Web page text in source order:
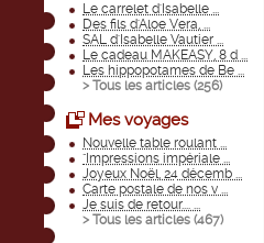
Le carrelet d'Isabelle ...
Des fils d'Aloe Vera, ...
SAL d'Isabelle Vautier ...
Le cadeau MAKEASY, 8 d ...
Les hippopotames de Be ...
> Tous les articles (256)
Mes voyages
Nouvelle table roulant ...
"Impressions impériale ...
Joyeux Noël, 24 décemb ...
Carte postale de nos v ...
Je suis de retour.... ...
> Tous les articles (467)